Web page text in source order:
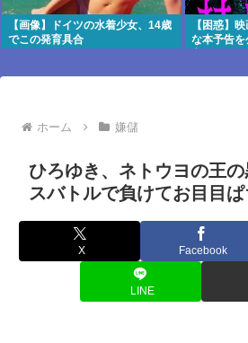
【画像】ドイツの水着少女、14歳
でこの発育具合
【困惑】
な本予告
ホーム 嫌儲
ひろゆき、ネトウヨの王
スバトルで負けてお目目
X Facebook
LINE